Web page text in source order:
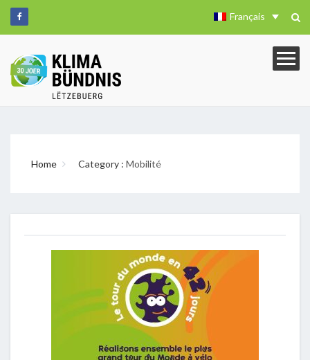
Français
Home Category : Mobilité